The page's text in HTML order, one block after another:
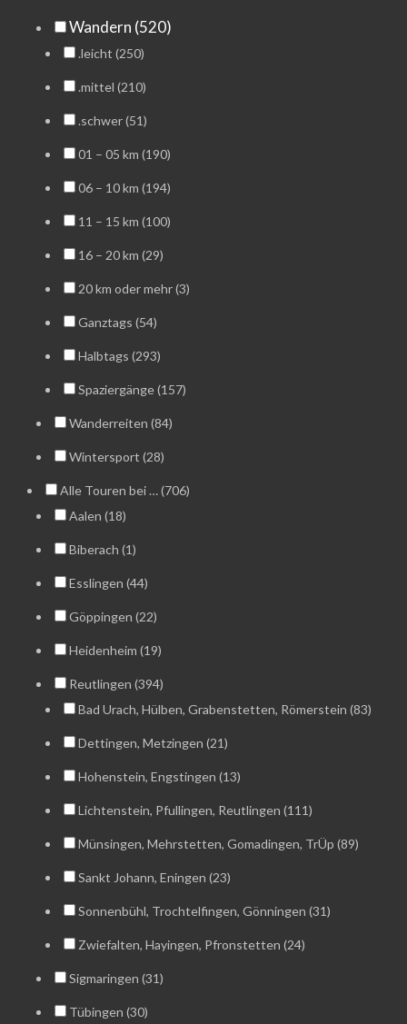
Wandern (520)
.leicht (250)
.mittel (210)
.schwer (51)
01 – 05 km (190)
06 – 10 km (194)
11 – 15 km (100)
16 – 20 km (29)
20 km oder mehr (3)
Ganztags (54)
Halbtags (293)
Spaziergänge (157)
Wanderreiten (84)
Wintersport (28)
Alle Touren bei … (706)
Aalen (18)
Biberach (1)
Esslingen (44)
Göppingen (22)
Heidenheim (19)
Reutlingen (394)
Bad Urach, Hülben, Grabenstetten, Römerstein (83)
Dettingen, Metzingen (21)
Hohenstein, Engstingen (13)
Lichtenstein, Pfullingen, Reutlingen (111)
Münsingen, Mehrstetten, Gomadingen, TrÜp (89)
Sankt Johann, Eningen (23)
Sonnenbühl, Trochtelfingen, Gönningen (31)
Zwiefalten, Hayingen, Pfronstetten (24)
Sigmaringen (31)
Tübingen (30)